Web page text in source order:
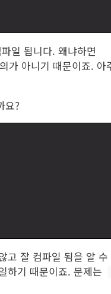
일 됩니다. 왜냐하면
가 아니기 때문이죠. 아
요?
고 잘 컴파일 됨을 알 수
하기 때문이죠. 문제는